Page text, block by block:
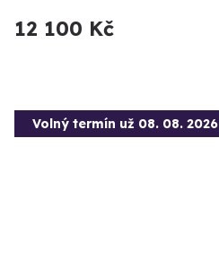
12 100 Kč
Volný termín už 08. 08. 2026